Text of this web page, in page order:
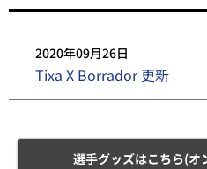
2020年09月26日
Tixa X Borrador 更新
選手グッズはこちら(オ